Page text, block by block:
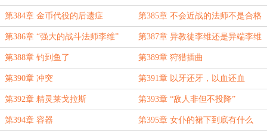
第384章 金币代役的后遗症 第385章 不会近战的法师不是合格
的骑士
第386章 “强大的战斗法师李维” 第387章 异教徒李维还是异端李维
第388章 钓到鱼了 第389章 狩猎插曲
第390章 冲突 第391章 以牙还牙，以血还血
第392章 精灵莱戈拉斯 第393章 “敌人非但不投降”
第394章 容器 第395章 女仆的裙下到底有什么